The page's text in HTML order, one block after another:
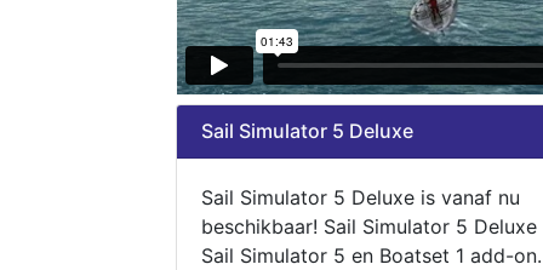
Sail Simulator 5 Deluxe
Sail Simulator 5 Deluxe is vanaf nu
beschikbaar! Sail Simulator 5
Sail Simulator 5 en Boatset 1 add-on.